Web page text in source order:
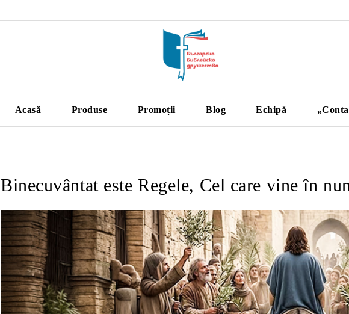
Acasă Produse Promoții Blog Echipă
Binecuvântat este Regele, Cel care vine în